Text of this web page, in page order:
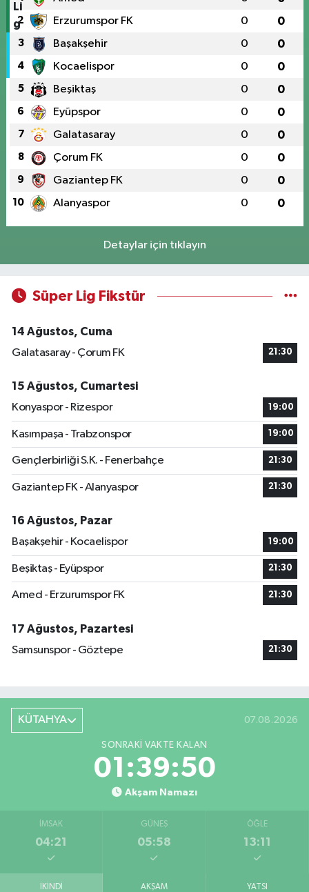
2 Erzurumspor FK 0 0
3 Başakşehir 0 0
4 Kocaelispor 0 0
5 Beşiktaş 0 0
6 Eyüpspor 0 0
7 Galatasaray 0 0
8 Çorum FK 0 0
9 Gaziantep FK 0 0
10 Alanyaspor 0 0
Detaylar için tıklayın
Süper Lig Fikstür
14 Ağustos, Cuma
Galatasaray - Çorum FK
21:30
15 Ağustos, Cumartesi
Konyaspor - Rizespor
19:00
Kasımpaşa - Trabzonspor 19:00
Gençlerbirliği S.K. - Fenerbahçe 21:30
Gaziantep FK - Alanyaspor 21:30
16 Ağustos, Pazar
Başakşehir - Kocaelispor
19:00
Beşiktaş - Eyüpspor 21:30
Amed - Erzurumspor FK 21:30
17 Ağustos, Pazartesi
Samsunspor - Göztepe
21:30
KÜTAHYA 07.08.2026
SONRAKI VAKTE KALAN
01:39:49
Akşam Namazı
İMSAK
04:21
GÜNEŞ
05:58
ÖĞLE
13:11
İKINDI AKŞAM YATSI